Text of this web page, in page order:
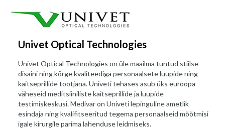
Univet Optical Technologies
Univet Optical Technologies on üle maailma tuntud stiilse
disaini ning kõrge kvaliteediga personaalsete luupide ning
kaitseprillide tootjana. Univeti tehases asub üks euroopa
väheseid meditsiiniliste kaitseprillide ja luupide
testimiskeskusi. Medivar on Univeti lepinguline ametlik
esindaja ning kvalifitseeritud tegema personaalseid mõõtmisi
igale kirurgile parima lahenduse leidmiseks.